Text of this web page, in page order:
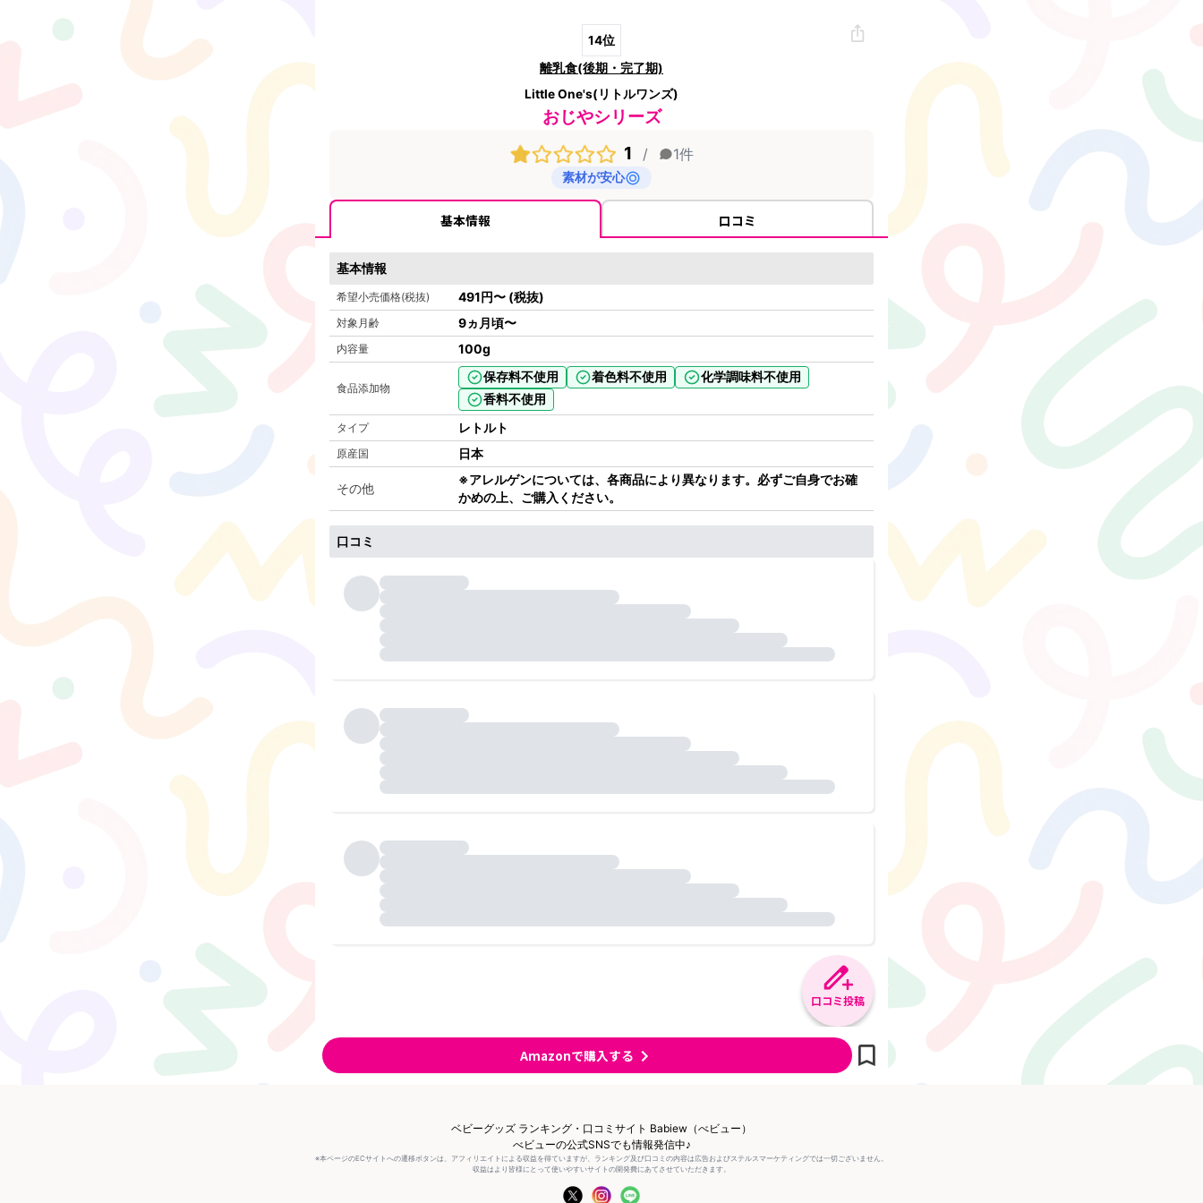
14位
離乳食(後期・完了期)
Little One's(リトルワンズ)
おじやシリーズ
1
/ 1件
素材が安心
基本情報 口コミ
基本情報
希望小売価格(税抜) 491円〜 (税抜)
対象月齢 9ヵ月頃〜
内容量 100g
食品添加物
保存料不使用 着色料不使用
化学調味料不使用
香料不使用
タイプ レトルト
原産国 日本
その他
※アレルゲンについては、各商品により異なります。必ずご自身でお確
かめの上、ご購入ください。
口コミ
口コミ投稿
Amazonで購入する
ベビーグッズ ランキング・口コミサイト Babiew（べビュー）
べビューの公式SNSでも情報発信中♪
※本ページのECサイトへの遷移ボタンは、アフィリエイトによる収益を得ていますが、ランキング及び口コミの内容は広告およびステルスマーケティングでは一切ございません。
収益はより皆様にとって使いやすいサイトの開発費にあてさせていただきます。